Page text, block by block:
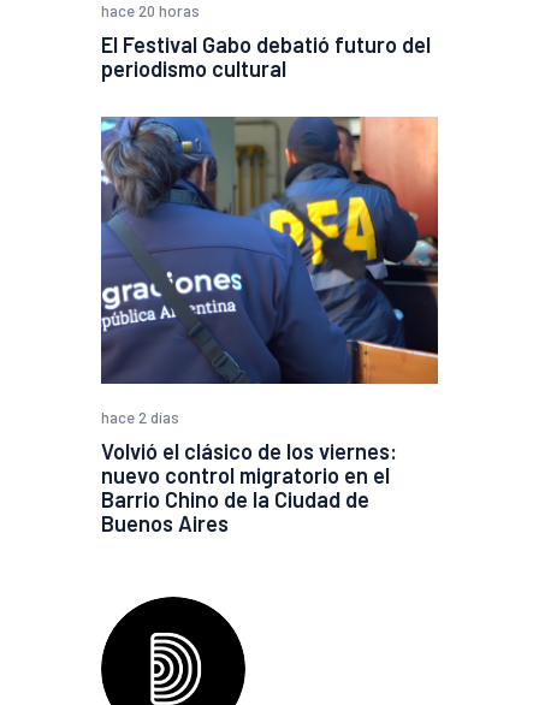
hace 20 horas
El Festival Gabo debatió futuro del
periodismo cultural
hace 2 días
Volvió el clásico de los viernes:
nuevo control migratorio en el
Barrio Chino de la Ciudad de
Buenos Aires